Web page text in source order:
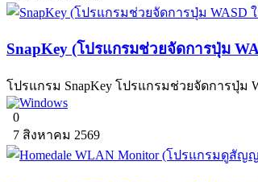
SnapKey (โปรแกรมช่วยจัดการปุ่ม
โปรแกรม SnapKey โปรแกรมช่วยจัดการปุ่
0
7 สิงหาคม 2569